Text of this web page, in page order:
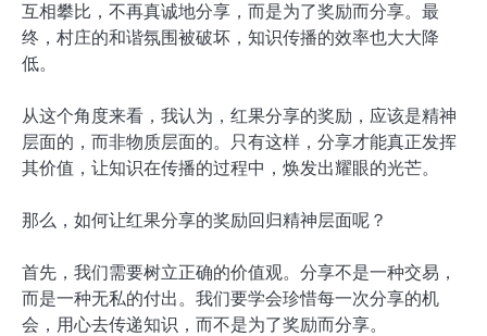
互相攀比，不再真诚地分享，而是为了奖励而分享。最
终，村庄的和谐氛围被破坏，知识传播的效率也大大降
低。
从这个角度来看，我认为，红果分享的奖励，应该是精神
层面的，而非物质层面的。只有这样，分享才能真正发挥
其价值，让知识在传播的过程中，焕发出耀眼的光芒。
那么，如何让红果分享的奖励回归精神层面呢？
首先，我们需要树立正确的价值观。分享不是一种交易，
而是一种无私的付出。我们要学会珍惜每一次分享的机
会，用心去传递知识，而不是为了奖励而分享。